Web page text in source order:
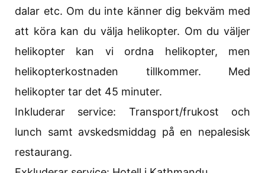
dalar etc. Om du inte känner dig bekväm med
att köra kan du välja helikopter. Om du väljer
helikopter kan vi ordna helikopter, men
helikopterkostnaden tillkommer. Med
helikopter tar det 45 minuter.
Inkluderar service: Transport/frukost och
lunch samt avskedsmiddag på en nepalesisk
restaurang.